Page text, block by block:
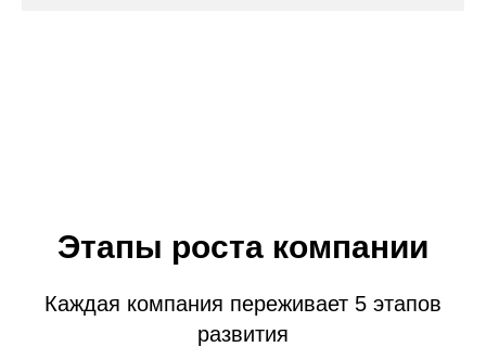
Этапы роста компании
Каждая компания переживает 5 этапов
развития